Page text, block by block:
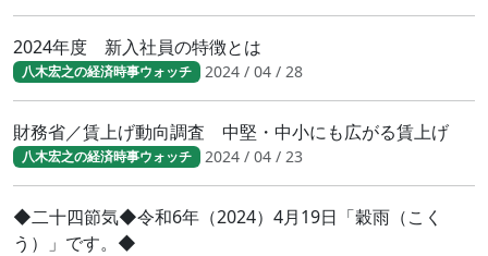
2024年度 新入社員の特徴とは
八木宏之の経済時事ウォッチ 2024 / 04 / 28
財務省／賃上げ動向調査 中堅・中小にも広がる賃上げ
八木宏之の経済時事ウォッチ 2024 / 04 / 23
◆二十四節気◆令和6年（2024）4月19日「穀雨（こく
う）」です。◆